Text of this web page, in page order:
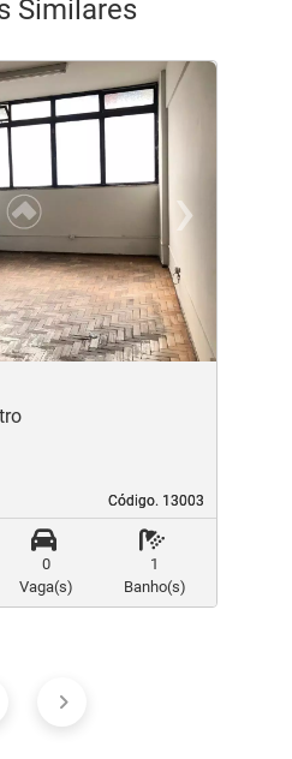
Similares
›
Código. 13003
Código. 13003
0
Vaga(s)
1
Banho(s)